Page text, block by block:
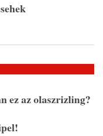
ez az olaszrizling?